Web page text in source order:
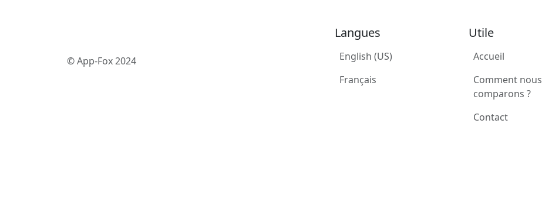
© App-Fox 2024
Langues
English (US)
Français
Utile
Accueil
Comment nous
comparons ?
Contact